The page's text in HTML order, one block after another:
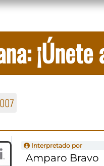
Interpretado por
Amparo Bravo